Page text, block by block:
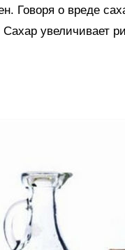
Говоря о вреде
увеличивает